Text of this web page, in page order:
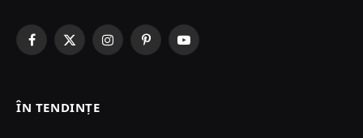
Facebook
X
InstagramPinterestYouTube
ÎN TENDINȚE